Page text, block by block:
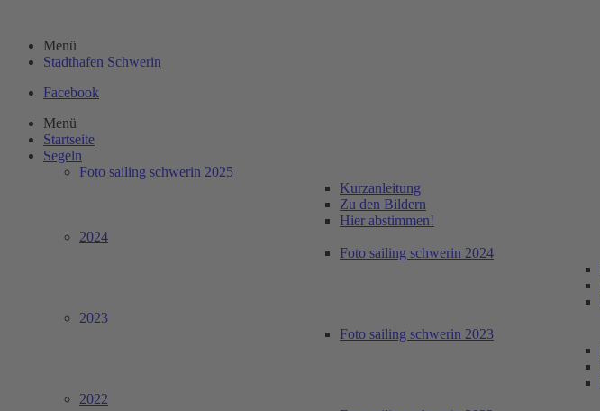
Menü
Stadthafen Schwerin
Facebook
Menü
Startseite
Segeln
Foto sailing schwerin 2025
Kurzanleitung
Zu den Bildern
Hier abstimmen!
2024
Foto sailing schwerin 2024
2023
Foto sailing schwerin 2023
2022